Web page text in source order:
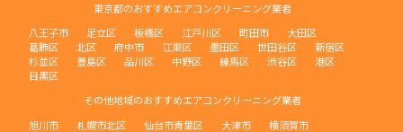
東京都のおすすめエアコンクリーニング業者
八王子市
足立区 板橋区 江戸川区 町田市
大田区
葛飾区
北区 府中市 江東区 墨田区 世田谷区
新宿区
杉並区
豊島区 品川区 中野区 練馬区 渋谷区
港区
目黒区
その他地域のおすすめエアコンクリーニング業者
旭川市
札幌市北区 仙台市青葉区 大津市
横須賀市